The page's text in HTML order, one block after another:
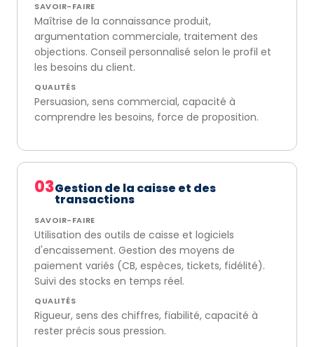
SAVOIR-FAIRE
Maîtrise de la connaissance produit,
argumentation commerciale, traitement des
objections. Conseil personnalisé selon le profil et
les besoins du client.
QUALITÉS
Persuasion, sens commercial, capacité à
comprendre les besoins, force de proposition.
03Gestion de la caisse et des
transactions
SAVOIR-FAIRE
Utilisation des outils de caisse et logiciels
d'encaissement. Gestion des moyens de
paiement variés (CB, espèces, tickets, fidélité).
Suivi des stocks en temps réel.
QUALITÉS
Rigueur, sens des chiffres, fiabilité, capacité à
rester précis sous pression.